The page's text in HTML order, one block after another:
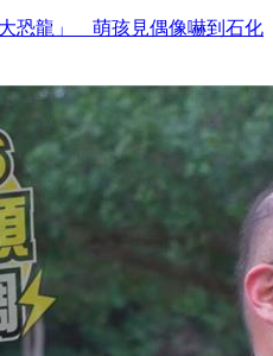
恐龍」 萌孩見偶像嚇到石化